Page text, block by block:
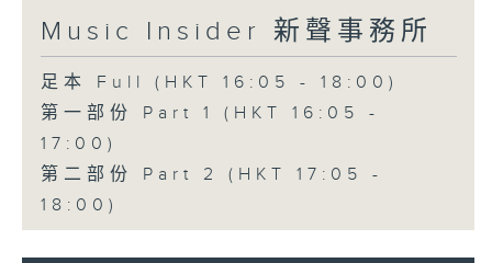
Music Insider 新聲事務所
足本 Full (HKT 16:05 - 18:00)
第一部份 Part 1 (HKT 16:05 -
17:00)
第二部份 Part 2 (HKT 17:05 -
18:00)